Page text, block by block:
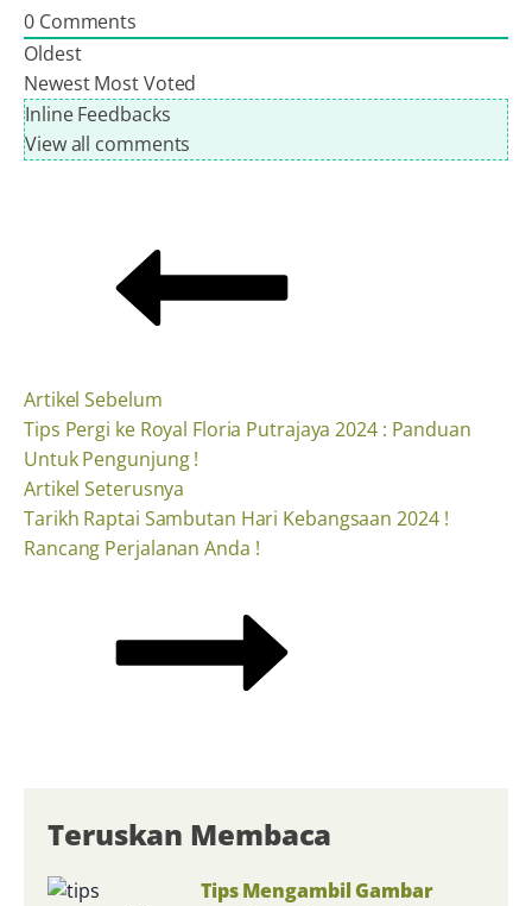
Teruskan Membaca
Tips Mengambil Gambar
0Comments
Oldest
Newest Most Voted
Inline Feedbacks
View all comments
Artikel Sebelum
Tips Pergi ke Royal Floria Putrajaya 2024 : Panduan
Untuk Pengunjung !
Artikel Seterusnya
Tarikh Raptai Sambutan Hari Kebangsaan 2024 !
Rancang Perjalanan Anda !